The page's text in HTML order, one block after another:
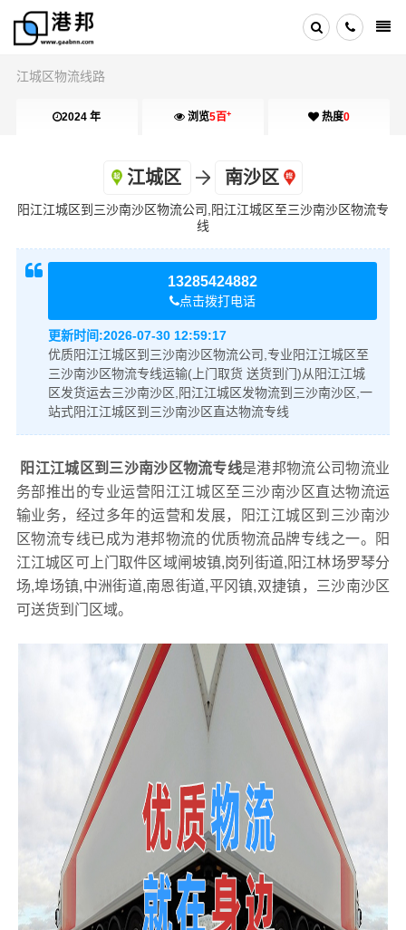
江城区物流线路
2024 年 浏览5百+ 热度0
江城区 南沙区
阳江江城区到三沙南沙区物流公司,阳江江城区至三沙南沙区物流专
线
13285424882
点击拨打电话
更新时间:2026-07-30 12:59:17
优质阳江江城区到三沙南沙区物流公司,专业阳江江城区至
三沙南沙区物流专线运输(上门取货 送货到门)从阳江江城
区发货运去三沙南沙区,阳江江城区发物流到三沙南沙区,一
站式阳江江城区到三沙南沙区直达物流专线
阳江江城区到三沙南沙区物流专线是港邦物流公司物流业
务部推出的专业运营阳江江城区至三沙南沙区直达物流运
输业务，经过多年的运营和发展，阳江江城区到三沙南沙
区物流专线已成为港邦物流的优质物流品牌专线之一。阳
江江城区可上门取件区域闸坡镇,岗列街道,阳江林场罗琴分
场,埠场镇,中洲街道,南恩街道,平冈镇,双捷镇，三沙南沙区
可送货到门区域。